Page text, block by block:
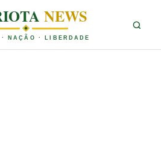
NEWS
NAÇÃO · LIBERDADE